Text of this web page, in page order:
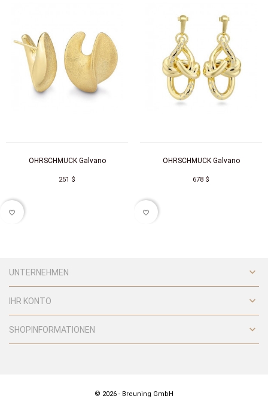
OHRSCHMUCK Galvano
251 $
favorite_border
OHRSCHMUCK Galvano
678 $
favorite_border
UNTERNEHMEN 
IHR KONTO 
SHOPINFORMATIONEN 
© 2026 - Breuning GmbH